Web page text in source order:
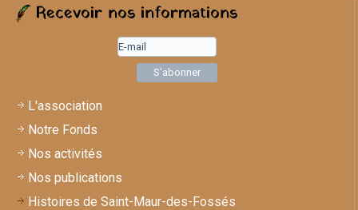
Recevoir nos informations
L'association
Notre Fonds
Nos activités
Nos publications
Histoires de Saint-Maur-des-Fossés